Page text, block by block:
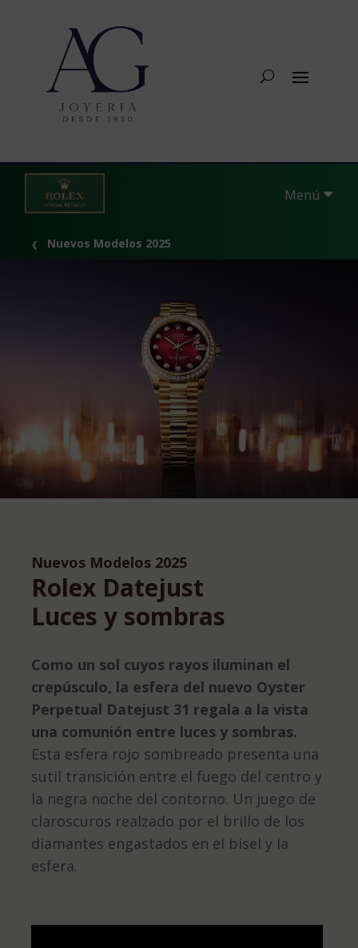
Menú
Nuevos Modelos 2025
Nuevos Modelos 2025
Rolex Datejust
Luces y sombras
Como un sol cuyos rayos iluminan el
crepúsculo, la esfera del nuevo Oyster
Perpetual Datejust 31 regala a la vista
una comunión entre luces y sombras.
Esta esfera rojo sombreado presenta una
sutil transición entre el fuego del centro y
la negra noche del contorno. Un juego de
claroscuros realzado por el brillo de los
diamantes engastados en el bisel y la
esfera.